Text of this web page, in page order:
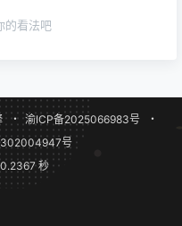
的看法吧
・ 渝ICP备2025066983号
・
号
秒